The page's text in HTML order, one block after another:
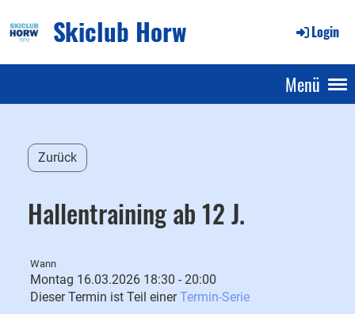
Skiclub Horw Login
Menü
Zurück
Hallentraining ab 12 J.
Wann
Montag 16.03.2026 18:30 - 20:00
Dieser Termin ist Teil einerTermin-Serie